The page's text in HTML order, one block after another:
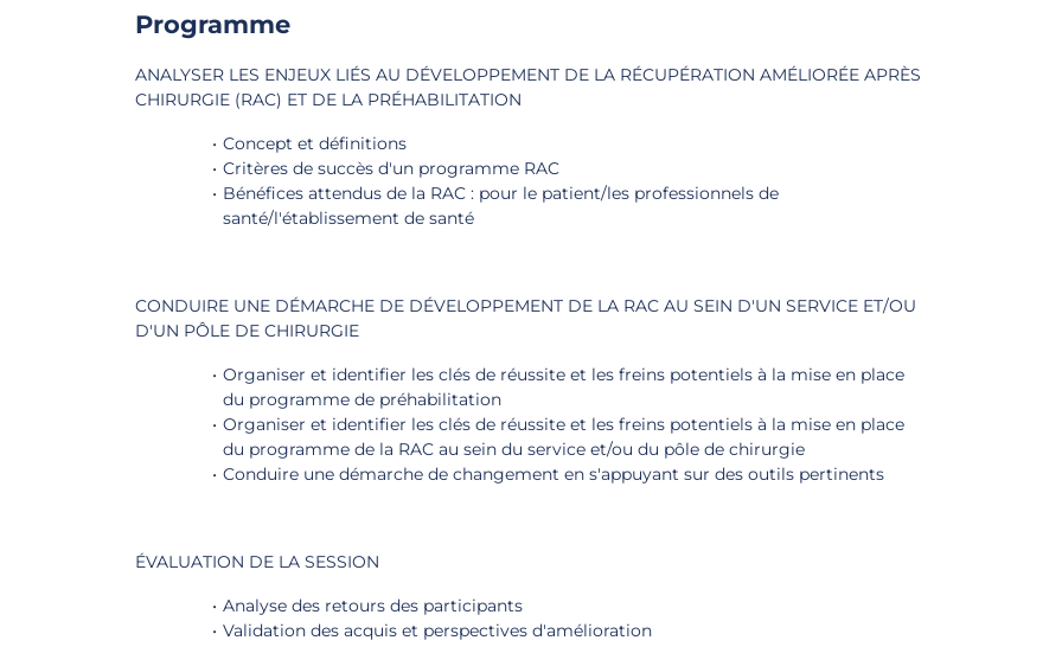
Programme
ANALYSER LES ENJEUX LIÉS AU DÉVELOPPEMENT DE LA RÉCUPÉRATION AMÉLIORÉE APRÈS
CHIRURGIE (RAC) ET DE LA PRÉHABILITATION
Concept et définitions
Critères de succès d'un programme RAC
Bénéfices attendus de la RAC : pour le patient/les professionnels de
santé/l'établissement de santé
CONDUIRE UNE DÉMARCHE DE DÉVELOPPEMENT DE LA RAC AU SEIN D'UN SERVICE ET/OU
D'UN PÔLE DE CHIRURGIE
Organiser et identifier les clés de réussite et les freins potentiels à la mise en place
du programme de préhabilitation
Organiser et identifier les clés de réussite et les freins potentiels à la mise en place
du programme de la RAC au sein du service et/ou du pôle de chirurgie
Conduire une démarche de changement en s'appuyant sur des outils pertinents
ÉVALUATION DE LA SESSION
Analyse des retours des participants
Validation des acquis et perspectives d'amélioration